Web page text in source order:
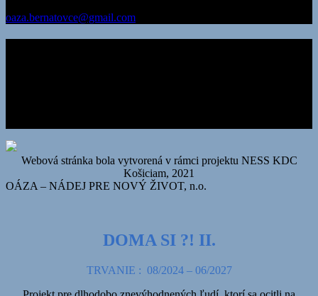
oaza.bernatovce@gmail.com
Webová stránka bola vytvorená v rámci projektu NESS KDC
Košiciam, 2021
OÁZA – NÁDEJ PRE NOVÝ ŽIVOT, n.o.
DOMA SI ?! II.
TRVANIE : 08/2024 – 06/2027